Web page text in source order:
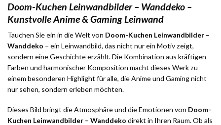
Doom-Kuchen Leinwandbilder – Wanddeko –
Kunstvolle Anime & Gaming Leinwand
Tauchen Sie ein in die Welt von Doom-Kuchen Leinwandbilder –
Wanddeko – ein Leinwandbild, das nicht nur ein Motiv zeigt,
sondern eine Geschichte erzählt. Die Kombination aus kräftigen
Farben und harmonischer Komposition macht dieses Werk zu
einem besonderen Highlight für alle, die Anime und Gaming nicht
nur sehen, sondern erleben möchten.
Dieses Bild bringt die Atmosphäre und die Emotionen von Doom-
Kuchen Leinwandbilder – Wanddeko direkt in Ihren Raum. Ob als